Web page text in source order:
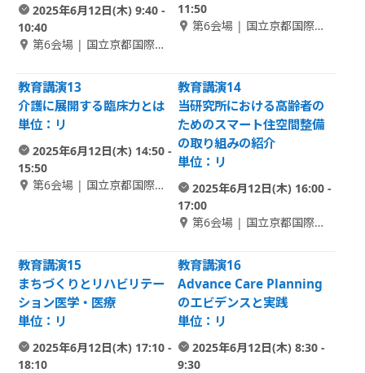
2025年6月12日(木) 9:40 -
10:40
第6会場 | 国立京都国際会
11:50
第6会場 | 国立京都国際会
教育講演13
介護に展開する臨床力とは
単位：リ
2025年6月12日(木) 14:50 -
15:50
第6会場 | 国立京都国際会
教育講演14
当研究所における高齢者の
ためのスマート住空間整備
の取り組みの紹介
単位：リ
2025年6月12日(木) 16:00 -
17:00
第6会場 | 国立京都国際会
教育講演15
まちづくりとリハビリテー
ション医学・医療
単位：リ
2025年6月12日(木) 17:10 -
18:10
教育講演16
Advance Care Planning
のエビデンスと実践
単位：リ
2025年6月12日(木) 8:30 -
9:30